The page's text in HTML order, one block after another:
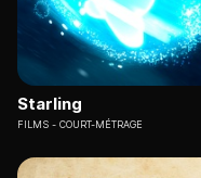
Starling
FILMS COURT-MÉTRAGE